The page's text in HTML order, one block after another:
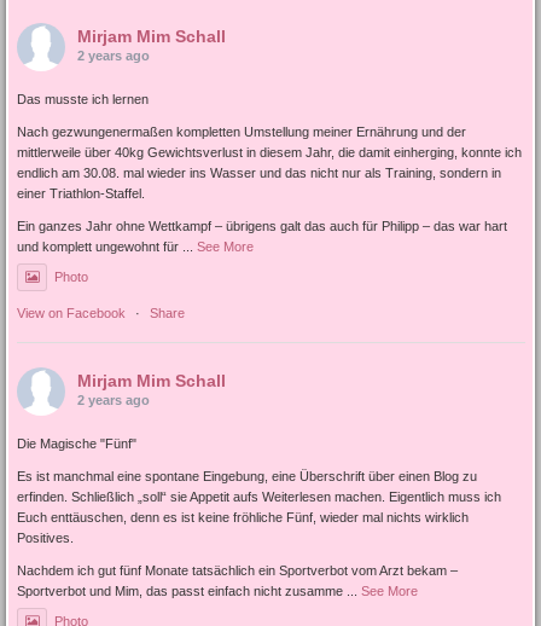
Mirjam Mim Schall
2 years ago
Das musste ich lernen
Nach gezwungenermaßen kompletten Umstellung meiner Ernährung und der
mittlerweile über 40kg Gewichtsverlust in diesem Jahr, die damit einherging, konnte ich
endlich am 30.08. mal wieder ins Wasser und das nicht nur als Training, sondern in
einer Triathlon-Staffel.
Ein ganzes Jahr ohne Wettkampf – übrigens galt das auch für Philipp – das war hart
und komplett ungewohnt für
See More
Photo
View on Facebook · Share
Mirjam Mim Schall
2 years ago
Die Magische "Fünf"
Es ist manchmal eine spontane Eingebung, eine Überschrift über einen Blog zu
erfinden. Schließlich „soll“ sie Appetit aufs Weiterlesen machen. Eigentlich muss ich
Euch enttäuschen, denn es ist keine fröhliche Fünf, wieder mal nichts wirklich
Positives.
Nachdem ich gut fünf Monate tatsächlich ein Sportverbot vom Arzt bekam –
Sportverbot und Mim, das passt einfach nicht zusamme
See More
Photo